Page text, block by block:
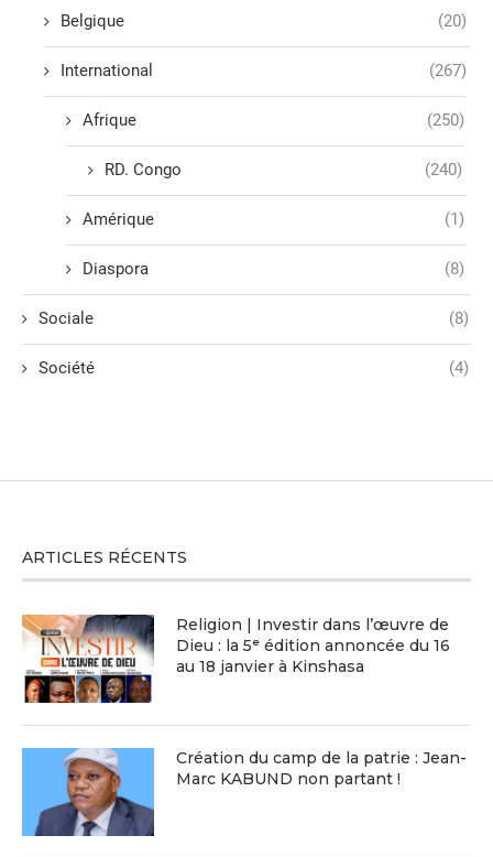
Belgique (20)
International (267)
Afrique (250)
RD. Congo (240)
Amérique (1)
Diaspora (8)
Sociale (8)
Société (4)
ARTICLES RÉCENTS
Religion | Investir dans l’œuvre de
Dieu : la 5ᵉ édition annoncée du 16
au 18 janvier à Kinshasa
Création du camp de la patrie : Jean-
Marc KABUND non partant !